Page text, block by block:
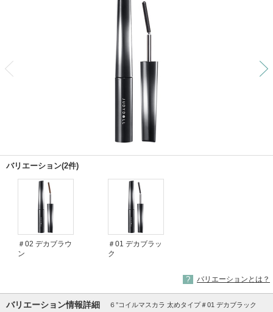
バリエーション(2件)
＃02 デカブラウ
ン
＃01 デカブラッ
ク
バリエーションとは？
バリエーション情報詳細 ６°コイルマスカラ 太めタイプ＃01 デカブラック